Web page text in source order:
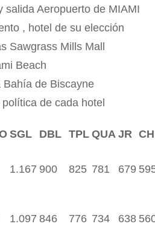
salida Aeropuerto de MIAMI
, hotel de su elección
Sawgrass Mills Mall
Beach
Bahía de Biscayne
de cada hotel
SGL DBL TPL QUA JR
1.167 900 825 781 679
1.097 846 776 734 638